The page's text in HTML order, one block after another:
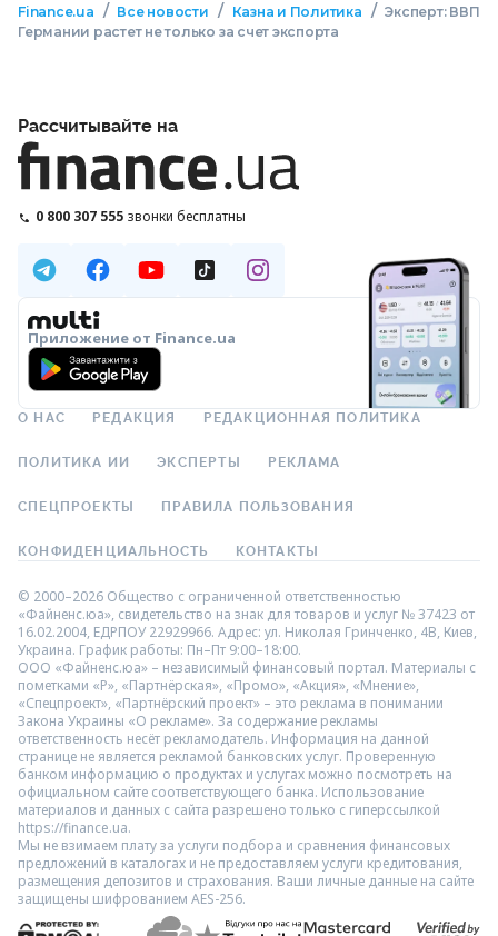
Finance.ua / Все новости / Казна и Политика / Эксперт: ВВП
Германии растет не только за счет экспорта
Рассчитывайте на
0 800 307 555 звонки бесплатны
Приложение от Finance.ua
О НАС РЕДАКЦИЯ РЕДАКЦИОННАЯ ПОЛИТИКА
ПОЛИТИКА ИИ ЭКСПЕРТЫ РЕКЛАМА
СПЕЦПРОЕКТЫ ПРАВИЛА ПОЛЬЗОВАНИЯ
КОНФИДЕНЦИАЛЬНОСТЬ КОНТАКТЫ
© 2000–2026 Общество с ограниченной ответственностью
«Файненс.юа», свидетельство на знак для товаров и услуг № 37423 от
16.02.2004, ЕДРПОУ 22929966. Адрес: ул. Николая Гринченко, 4В, Киев,
Украина. График работы: Пн–Пт 9:00–18:00.
ООО «Файненс.юа» – независимый финансовый портал. Материалы с
пометками «Р», «Партнёрская», «Промо», «Акция», «Мнение»,
«Спецпроект», «Партнёрский проект» – это реклама в понимании
Закона Украины «О рекламе». За содержание рекламы
ответственность несёт рекламодатель. Информация на данной
странице не является рекламой банковских услуг. Проверенную
банком информацию о продуктах и услугах можно посмотреть на
официальном сайте соответствующего банка. Использование
материалов и данных с сайта разрешено только с гиперссылкой
https://finance.ua.
Мы не взимаем плату за услуги подбора и сравнения финансовых
предложений в каталогах и не предоставляем услуги кредитования,
размещения депозитов и страхования. Ваши личные данные на сайте
защищены шифрованием AES-256.